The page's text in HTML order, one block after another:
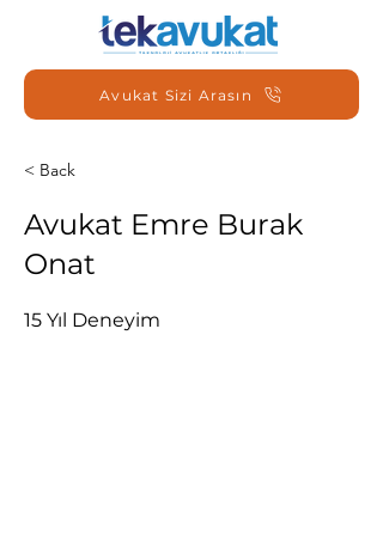
Avukat Sizi Arasın
< Back
Avukat Emre Burak
Onat
15 Yıl Deneyim